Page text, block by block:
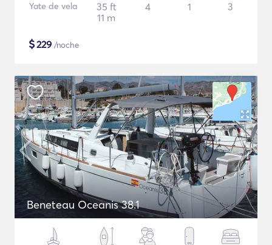
Yate de vela
35 ft
11 m
4 1 3
$229 /noche
Beneteau Oceanis 38.1